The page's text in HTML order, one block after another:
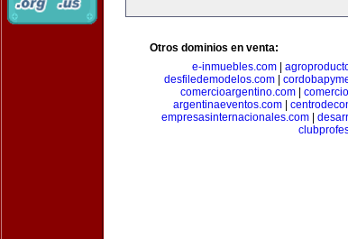
Otros dominios en venta:
e-inmuebles.com|
desfiledemodelos.com
comercioargentino.com|
argentinaeventos.com|
empresasinternacionales.com|